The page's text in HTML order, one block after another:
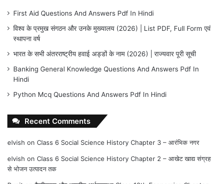
First Aid Questions And Answers Pdf In Hindi
विश्व के प्रमुख संगठन और उनके मुख्यालय (2026) | List PDF, Full Form एवं
स्थापना वर्ष
भारत के सभी अंतरराष्ट्रीय हवाई अड्डों के नाम (2026) | राज्यवार पूरी सूची
Banking General Knowledge Questions And Answers Pdf In
Hindi
Python Mcq Questions And Answers Pdf In Hindi
Recent Comments
elvish on Class 6 Social Science History Chapter 3 – आरंभिक नगर
elvish on Class 6 Social Science History Chapter 2 – आखेट खाद्य संग्रह
से भोजन उत्पादन तक